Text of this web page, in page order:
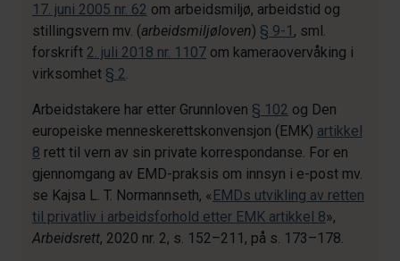
17. juni 2005 nr. 62 om arbeidsmiljø, arbeidstid og
stillingsvern mv. (arbeidsmiljøloven) § 9-1 , sml.
forskrift 2. juli 2018 nr. 1107 om kameraovervåking i
virksomhet § 2.
Arbeidstakere har etter Grunnloven § 102 og Den
europeiske menneskerettskonvensjon (EMK) artikkel
8 rett til vern av sin private korrespondanse. For en
gjennomgang av EMD-praksis om innsyn i e-post mv.
se Kajsa L. T. Normannseth, «EMDs utvikling av retten
til privatliv i arbeidsforhold etter EMK artikkel 8»,
Arbeidsrett, 2020 nr. 2, s. 152–211, på s. 173–178.